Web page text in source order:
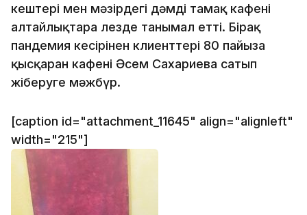
кештері мен мәзірдегі дәмді тамақ кафені
алтайлықтарға лезде танымал етті. Бірақ
пандемия кесірінен клиенттері 80 пайызға
қысқарған кафені Әсем Сахариева сатып
жіберуге мәжбүр.
[caption id="attachment_11645" align="alignleft"
width="215"]